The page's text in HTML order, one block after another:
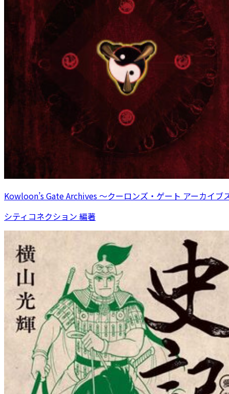
Kowloon’s Gate Archives ～クーロンズ・ゲート アーカイブ
シティコネクション 編著